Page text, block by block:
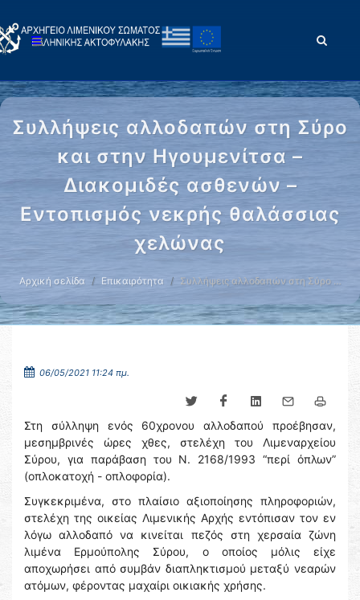
Συλλήψεις αλλοδαπών στη Σύρο
και στην Ηγουμενίτσα –
Διακομιδές ασθενών –
Εντοπισμός νεκρής θαλάσσιας
χελώνας
Αρχική σελίδα Επικαιρότητα Συλλήψεις αλλοδαπών στη Σύρο …
06/05/2021 11:24 πμ.
Στη σύλληψη ενός 60χρονου αλλοδαπού προέβησαν,
μεσημβρινές ώρες χθες, στελέχη του Λιμεναρχείου
Σύρου, για παράβαση του Ν. 2168/1993 “περί όπλων”
(οπλοκατοχή - οπλοφορία).
Συγκεκριμένα, στο πλαίσιο αξιοποίησης πληροφοριών,
στελέχη της οικείας Λιμενικής Αρχής εντόπισαν τον εν
λόγω αλλοδαπό να κινείται πεζός στη χερσαία ζώνη
λιμένα Ερμούπολης Σύρου, ο οποίος μόλις είχε
αποχωρήσει από συμβάν διαπληκτισμού μεταξύ νεαρών
ατόμων, φέροντας μαχαίρι οικιακής χρήσης.